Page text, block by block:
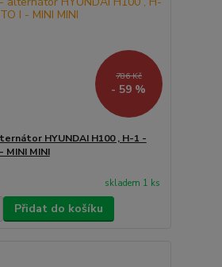
786 Kč
- 59 %
HYUNDAI H100 , H-1 -
MINI MINI
skladem 1 ks
Přidat do košíku